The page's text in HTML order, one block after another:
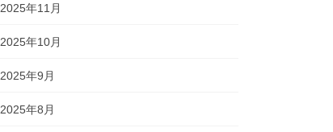
2025年11月
2025年10月
2025年9月
2025年8月